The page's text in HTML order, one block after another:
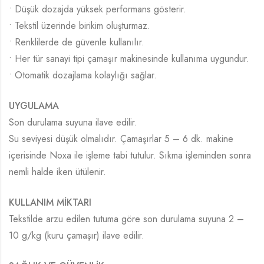
• Düşük dozajda yüksek performans gösterir.
• Tekstil üzerinde birikim oluşturmaz.
• Renklilerde de güvenle kullanılır.
• Her tür sanayi tipi çamaşır makinesinde kullanıma uygundur.
• Otomatik dozajlama kolaylığı sağlar.
UYGULAMA
Son durulama suyuna ilave edilir.
Su seviyesi düşük olmalıdır. Çamaşırlar 5 – 6 dk. makine
içerisinde Noxa ile işleme tabi tutulur. Sıkma işleminden sonra
nemli halde iken ütülenir.
KULLANIM MİKTARI
Tekstilde arzu edilen tutuma göre son durulama suyuna 2 –
10 g/kg (kuru çamaşır) ilave edilir.